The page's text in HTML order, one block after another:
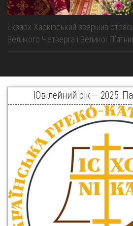
Екзарх Харківський звершив
Великого Четверга і Великої
Ювілейний рік — 2025.